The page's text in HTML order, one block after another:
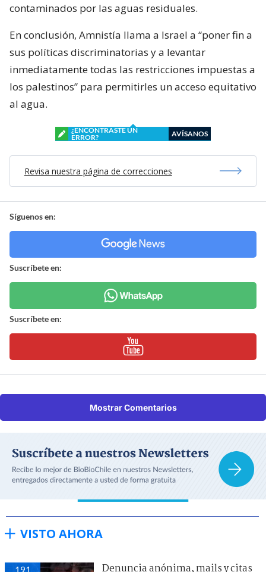
contaminados por las aguas residuales.
En conclusión, Amnistía llama a Israel a “poner fin a
sus políticas discriminatorias y a levantar
inmediatamente todas las restricciones impuestas a
los palestinos” para permitirles un acceso equitativo
al agua.
¿ENCONTRASTE UN
ERROR?
AVÍSANOS
Revisa nuestra página de correcciones
Síguenos en:
Suscríbete en:
Suscríbete en:
Mostrar Comentarios
VISTO AHORA
191 Denuncia anónima, mails y citas